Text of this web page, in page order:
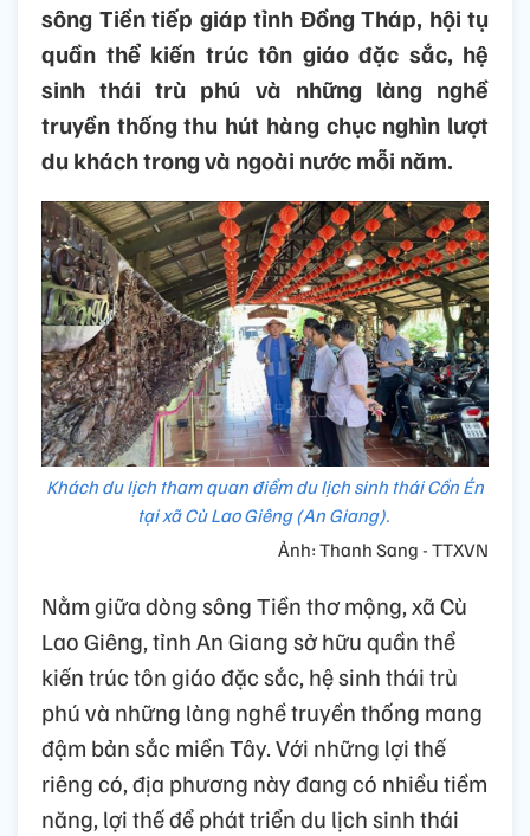
sông Tiền tiếp giáp tỉnh Đồng Tháp, hội tụ
quần thể kiến trúc tôn giáo đặc sắc, hệ
sinh thái trù phú và những làng nghề
truyền thống thu hút hàng chục nghìn lượt
du khách trong và ngoài nước mỗi năm.
Khách du lịch tham quan điểm du lịch sinh thái Cồn Én
tại xã Cù Lao Giêng (An Giang).
Ảnh: Thanh Sang - TTXVN
Nằm giữa dòng sông Tiền thơ mộng, xã Cù
Lao Giêng, tỉnh An Giang sở hữu quần thể
kiến trúc tôn giáo đặc sắc, hệ sinh thái trù
phú và những làng nghề truyền thống mang
đậm bản sắc miền Tây. Với những lợi thế
riêng có, địa phương này đang có nhiều tiềm
năng, lợi thế để phát triển du lịch sinh thái